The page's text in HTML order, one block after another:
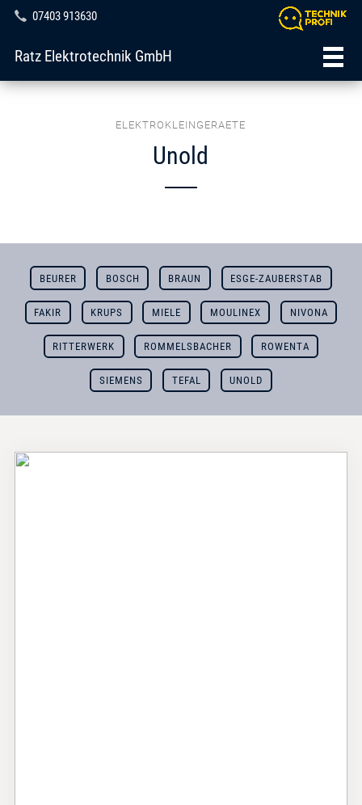
07403 913630
Ratz Elektrotechnik GmbH
ELEKTROKLEINGERAETE
Unold
BEURER BOSCH BRAUN ESGE-ZAUBERSTAB
FAKIR KRUPS MIELE MOULINEX NIVONA
RITTERWERK ROMMELSBACHER ROWENTA
SIEMENS TEFAL UNOLD